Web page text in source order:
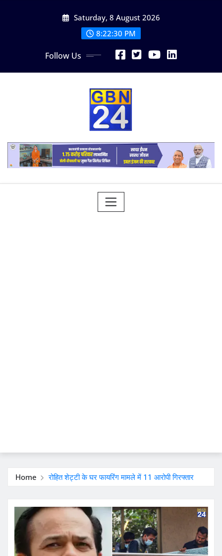
Saturday, 8 August 2026
8:22:31 PM
Follow Us
Home रोहित शेट्टी के घर फायरिंग मामले में 11 आरोपी गिरफ्तार